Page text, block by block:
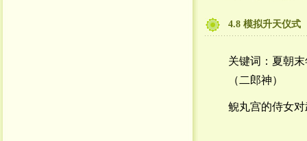
4.8 模拟升天仪式
关键词：夏朝
（二郎神）
鲵丸宫的侍女